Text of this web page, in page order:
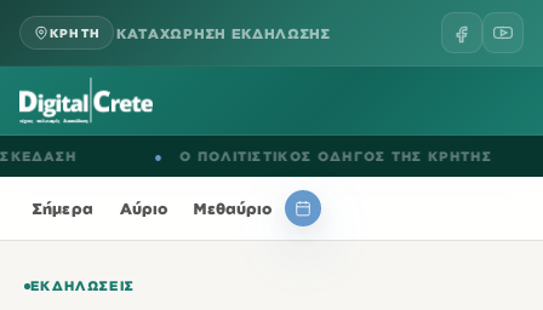
ΚΡΗΤΗ ΚΑΤΑΧΩΡΗΣΗ ΕΚΔΗΛΩΣΗΣ
Ο ΠΟΛΙΤΙΣΤΙΚΟΣ ΟΔΗΓΟΣ ΤΗΣ ΚΡΗΤΗΣ
Σήμερα Αύριο Μεθαύριο
ΕΚΔΗΛΏΣΕΙΣ